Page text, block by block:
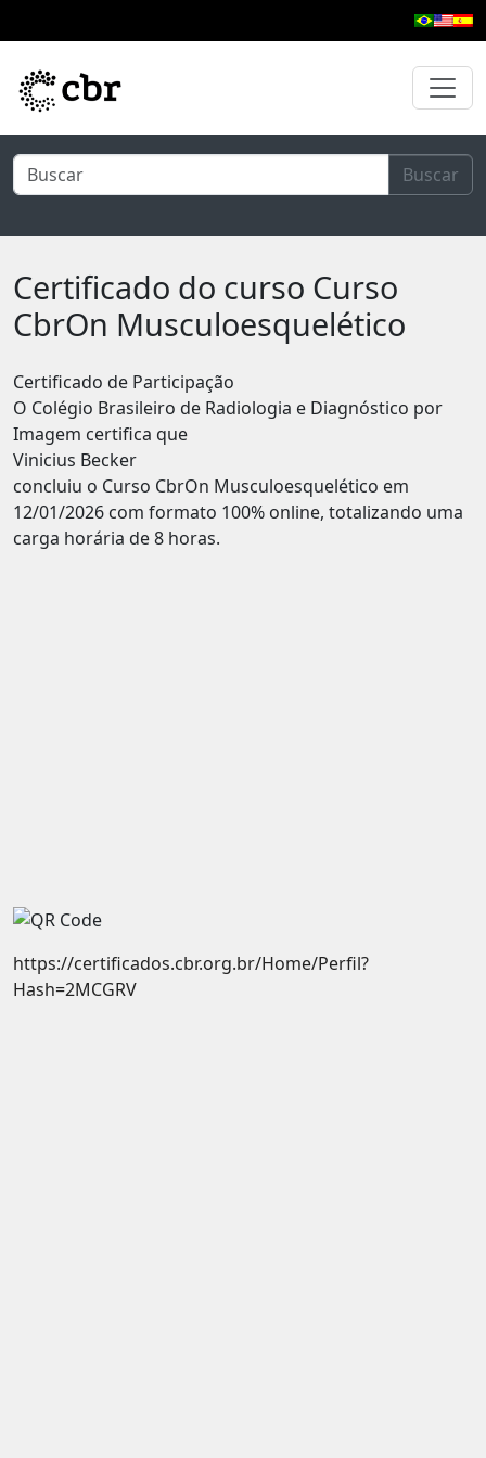
Buscar
Certificado do curso Curso
CbrOn Musculoesquelético
Certificado de Participação
O Colégio Brasileiro de Radiologia e Diagnóstico por
Imagem certifica que
Vinicius Becker
concluiu o Curso CbrOn Musculoesquelético em
12/01/2026 com formato 100% online, totalizando uma
carga horária de 8 horas.
https://certificados.cbr.org.br/Home/Perfil?
Hash=2MCGRV